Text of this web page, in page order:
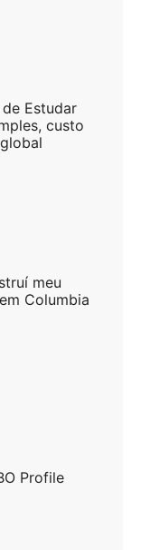
Estudar
custo
meu
Columbia
Profile